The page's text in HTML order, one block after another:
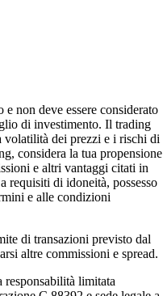
non deve essere considerato
di investimento. Il trading
volatilità dei prezzi e i rischi di
considera la tua propensione
e altri vantaggi citati in
requisiti di idoneità, possesso
e alle condizioni
di transazioni previsto dal
altre commissioni e spread.
limitata